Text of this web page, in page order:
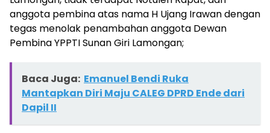
anggota pembina atas nama H Ujang Irawan dengan
tegas menolak penambahan anggota Dewan
Pembina YPPTI Sunan Giri Lamongan;
Baca Juga: Emanuel Bendi Ruka
Mantapkan Diri Maju CALEG DPRD Ende dari
Dapil II